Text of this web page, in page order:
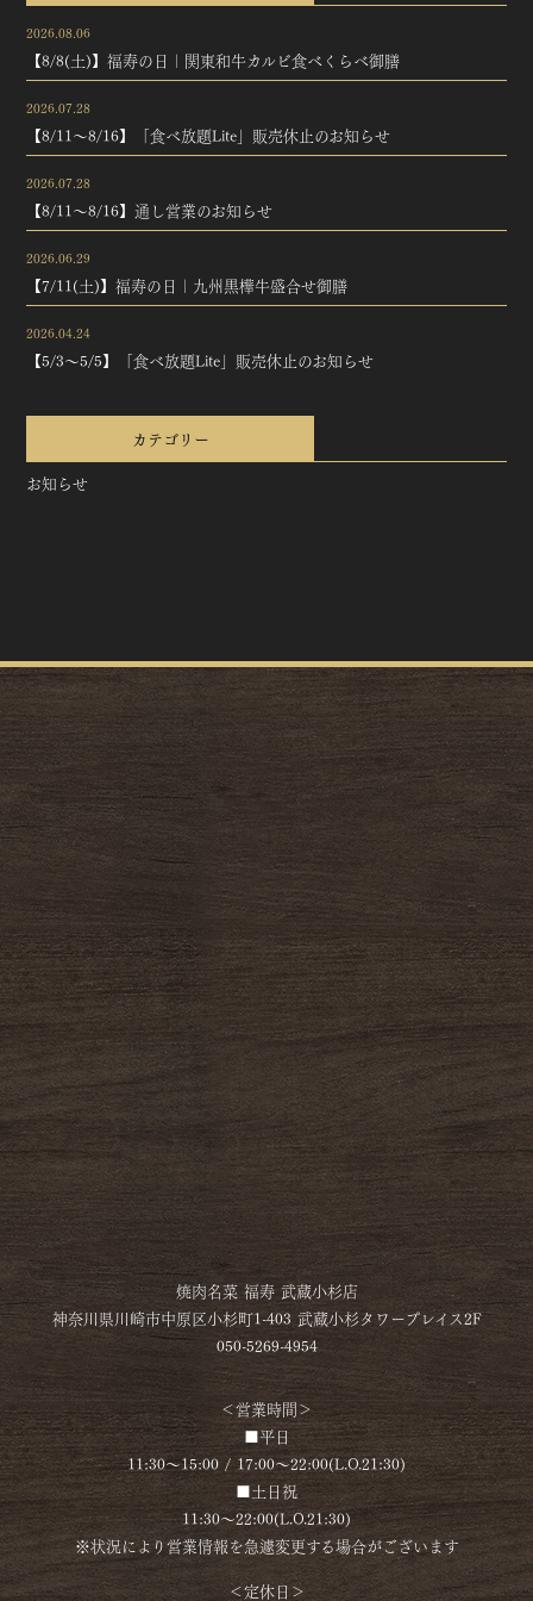
2026.08.06
【8/8(土)】福寿の日｜関東和牛カルビ食べくらべ御膳
2026.07.28
【8/11～8/16】「食べ放題Lite」販売休止のお知らせ
2026.07.28
【8/11～8/16】通し営業のお知らせ
2026.06.29
【7/11(土)】福寿の日｜九州黒樺牛盛合せ御膳
2026.04.24
【5/3～5/5】「食べ放題Lite」販売休止のお知らせ
カテゴリー
お知らせ
焼肉名菜 福寿 武蔵小杉店
神奈川県川崎市中原区小杉町1-403 武蔵小杉タワープレイス2F
050-5269-4954
＜営業時間＞
■平日
11:30～15:00 / 17:00～22:00(L.O.21:30)
■土日祝
11:30～22:00(L.O.21:30)
※状況により営業情報を急遽変更する場合がございます
＜定休日＞